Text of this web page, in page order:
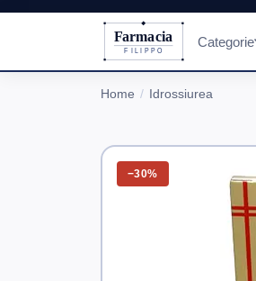
Farmacia
FILIPPO
Categorie
Home Idrossiurea
−30%